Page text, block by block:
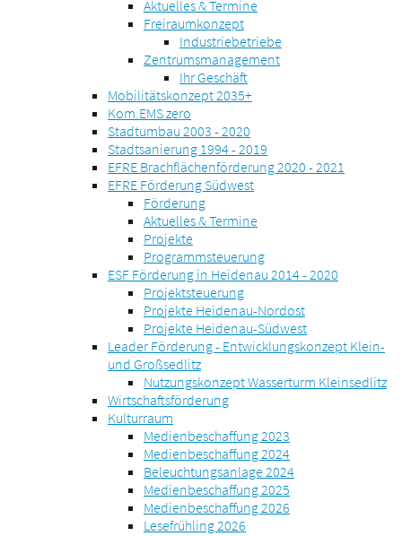
Aktuelles & Termine
Freiraumkonzept
Industriebetriebe
Zentrumsmanagement
Ihr Geschäft
Mobilitätskonzept 2035+
Kom.EMS zero
Stadtumbau 2003 - 2020
Stadtsanierung 1994 - 2019
EFRE Brachflächenförderung 2020 - 2021
EFRE Förderung Südwest
Förderung
Aktuelles & Termine
Projekte
Programmsteuerung
ESF Förderung in Heidenau 2014 - 2020
Projektsteuerung
Projekte Heidenau-Nordost
Projekte Heidenau-Südwest
Leader Förderung - Entwicklungskonzept Klein-
und Großsedlitz
Nutzungskonzept Wasserturm Kleinsedlitz
Wirtschaftsförderung
Kulturraum
Medienbeschaffung 2023
Medienbeschaffung 2024
Beleuchtungsanlage 2024
Medienbeschaffung 2025
Medienbeschaffung 2026
Lesefrühling 2026